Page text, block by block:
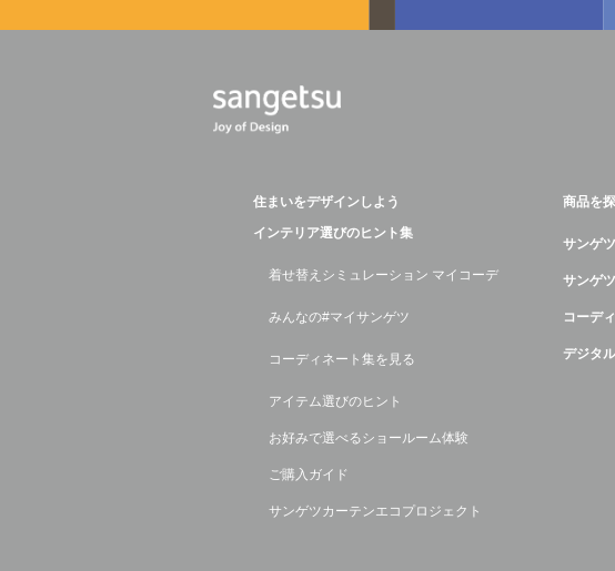
住まいをデザインしよう
インテリア選びのヒント集
着せ替えシミュレーション マイコーデ
みんなの#マイサンゲツ
コーディネート集を見る
アイテム選びのヒント
お好みで選べるショールーム体験
ご購入ガイド
サンゲツカーテンエコプロジェクト
商品を
サンゲ
サンゲ
コーデ
デジタ